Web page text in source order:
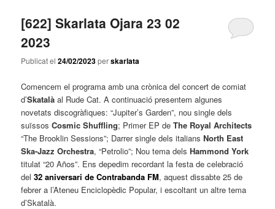
[622] Skarlata Ojara 23 02
2023
Publicat el24/02/2023perskarlata
Comencem el programa amb una crònica del concert de comiat
d’Skatalà al Rude Cat. A continuació presentem algunes
novetats discogràfiques: “Jupiter’s Garden”, nou single dels
suïssosCosmic Shuffling; Primer EP deThe Royal Architects
“The Brooklin Sessions”; Darrer single dels italiansNorth East
Ska-Jazz Orchestra, “Petrolio”; Nou tema delsHammond York
titulat “20 Años”. Ens depedim recordant la festa de celebració
del32 aniversari de Contrabanda FM, aquest dissabte 25 de
febrer a l’Ateneu Enciclopèdic Popular, i escoltant un altre tema
d’Skatalà.